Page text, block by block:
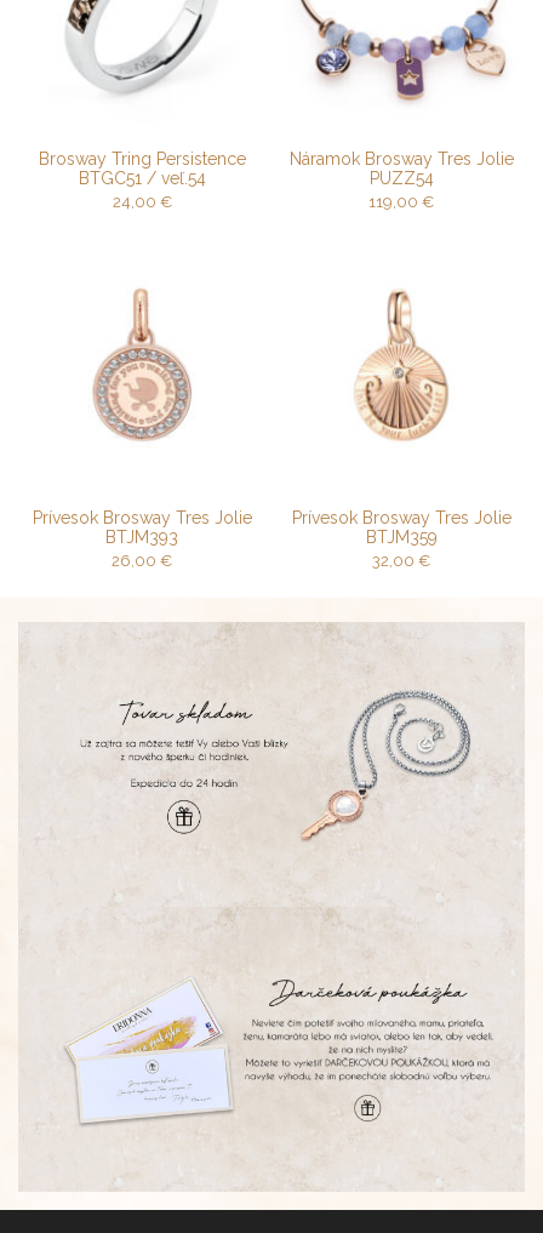
Brosway Tring Persistence
BTGC51 / veľ.54
24,00 €
Náramok Brosway Tres Jolie
PUZZ54
119,00 €
Prívesok Brosway Tres Jolie
BTJM393
26,00 €
Prívesok Brosway Tres Jolie
BTJM359
32,00 €